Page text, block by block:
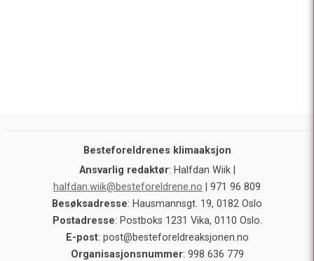
Besteforeldrenes klimaaksjon
Ansvarlig redaktør: Halfdan Wiik |
halfdan.wiik@besteforeldrene.no | 971 96 809
Besøksadresse: Hausmannsgt. 19, 0182 Oslo
Postadresse: Postboks 1231 Vika, 0110 Oslo.
E-post: post@besteforeldreaksjonen.no
Organisasjonsnummer: 998 636 779